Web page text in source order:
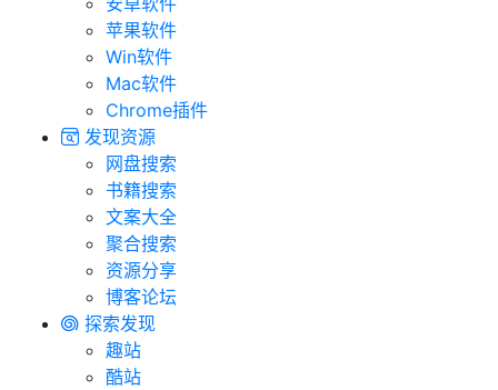
苹果软件
Win软件
Mac软件
Chrome插件
发现资源
网盘搜索
书籍搜索
文案大全
聚合搜索
资源分享
博客论坛
探索发现
趣站
酷站